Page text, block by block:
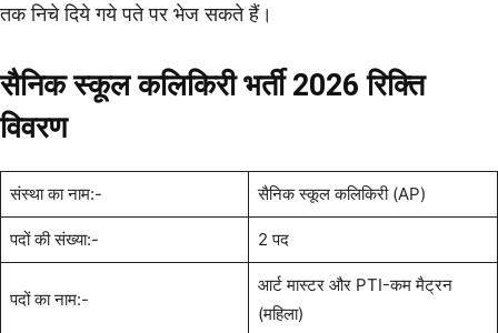
तक निचे दिये गये पते पर भेज सकते हैं।
सैनिक स्कूल कलिकिरी भर्ती 2026 रिक्ति
विवरण
संस्था का नाम:- सैनिक स्कूल कलिकिरी (AP)
पदों की संख्या:- 2 पद
पदों का नाम:-
आर्ट मास्टर और PTI-कम मैट्रन
(महिला)